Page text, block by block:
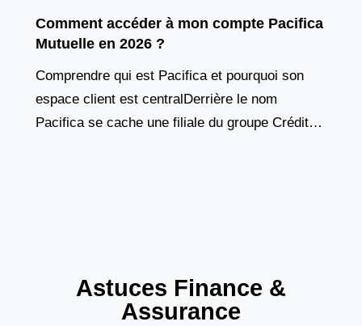
Comment accéder à mon compte Pacifica
Mutuelle en 2026 ?
Comprendre qui est Pacifica et pourquoi son
espace client est centralDerrière le nom
Pacifica se cache une filiale du groupe Crédit
Astuces Finance &
Assurance